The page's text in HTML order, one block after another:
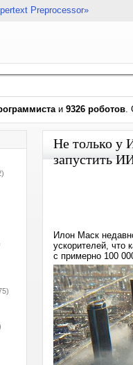
Preprocessor»
и 9326 роботов.
Не только у
запустить
Илон Маск
ускорителей, что
с примерно 100